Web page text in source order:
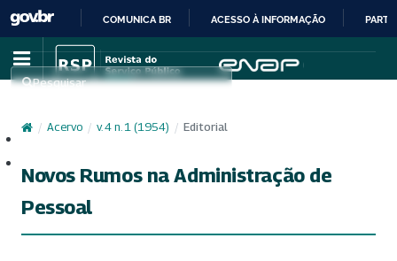
IR
PARA
CONTEÚDO
COMUNICA BR ACESSO À INFORMAÇÃO
Pesquisar
/ Acervo / v. 4 n. 1 (1954) / Editorial
Novos Rumos na Administração de
Pessoal